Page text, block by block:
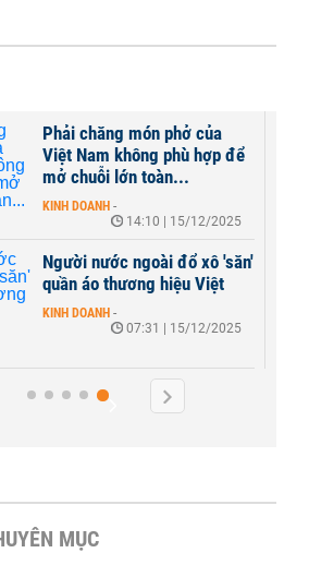
Phải chăng món phở của
Việt Nam không phù hợp để
mở chuỗi lớn toàn...
KINH DOANH -
14:10 | 15/12/2025
Người nước ngoài đổ xô 'săn'
quần áo thương hiệu Việt
KINH DOANH -
07:31 | 15/12/2025
MỤC